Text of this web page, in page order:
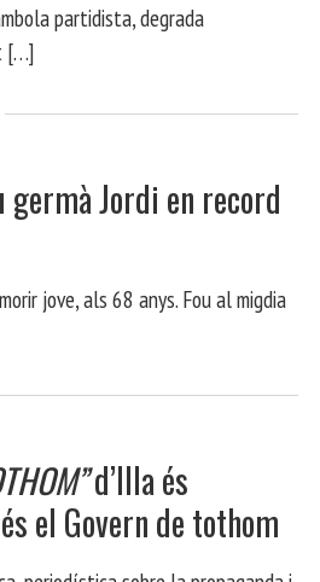
partidista, degrada
[…]
germà Jordi en record
jove, als 68 anys. Fou al migdia
d’Illa és
el Govern de tothom